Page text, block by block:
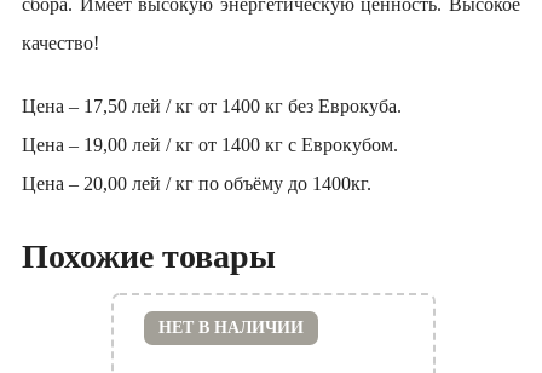
сбора. Имеет высокую энергетическую ценность. Высокое
качество!
Цена – 17,50 лей / кг от 1400 кг без Еврокуба.
Цена – 19,00 лей / кг от 1400 кг с Еврокубом.
Цена – 20,00 лей / кг по объёму до 1400кг.
Похожие товары
НЕТ В НАЛИЧИИ